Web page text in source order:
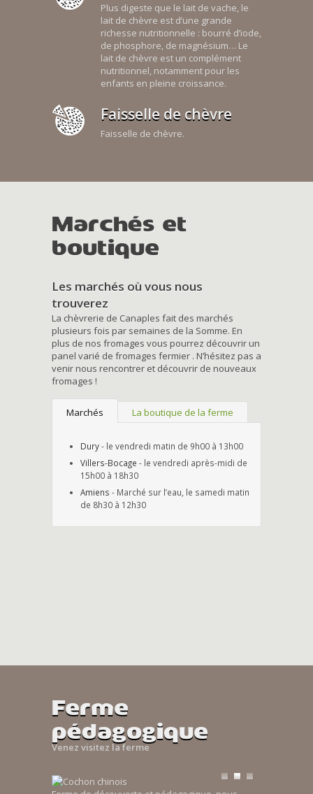
Plus digeste que le lait de vache, le
lait de chèvre est d’une grande
richesse nutritionnelle : bourré d’iode,
de phosphore, de magnésium… Le
lait de chèvre est un complément
nutritionnel, notamment pour les
enfants en pleine croissance.
Faisselle de chèvre
Faisselle de chèvre.
Marchés et
boutique
Les marchés où vous nous
trouverez
La chèvrerie de Canaples fait des marchés
plusieurs fois par semaines de la Somme. En
plus de nos fromages vous pourrez découvrir un
panel varié de fromages fermier . N’hésitez pas a
venir nous rencontrer et découvrir de nouveaux
fromages !
Marchés La boutique de la ferme
Dury- le vendredi matin de 9h00 à 13h00
Villers-Bocage - le vendredi après-midi de
15h00 à 18h30
Amiens - Marché sur l’eau, le samedi matin
de 8h30 à 12h30
Ferme
pédagogique
Venez visitez la ferme